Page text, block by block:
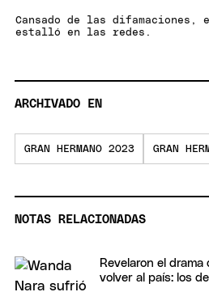
Cansado de las difamaciones,
estalló en las redes.
ARCHIVADO EN
GRAN HERMANO 2023 GRAN
NOTAS RELACIONADAS
Revelaron el drama
volver al país: los